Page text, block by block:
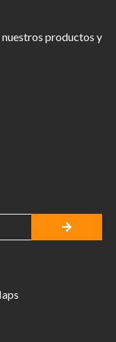
productos y